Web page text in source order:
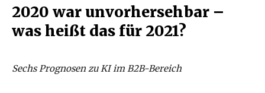
2020 war unvorhersehbar –
was heißt das für 2021?
Sechs Prognosen zu KI im B2B-Bereich